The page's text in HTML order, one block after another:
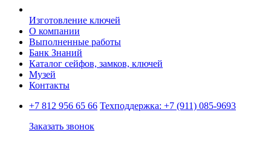
Изготовление ключей
О компании
Выполненные работы
Банк Знаний
Каталог сейфов, замков, ключей
Музей
Контакты
+7 812 956 65 66 Техподдержка: +7 (911) 085-9693
Заказать звонок